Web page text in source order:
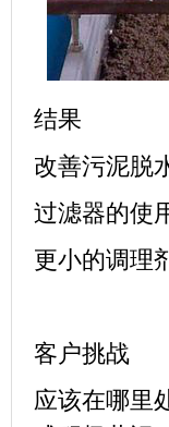
结果
改善污泥脱
过滤器的使
更小的调理
客户挑战
应该在哪里